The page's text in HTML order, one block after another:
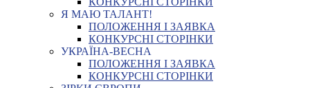
Я МАЮ ТАЛАНТ!
ПОЛОЖЕННЯ І ЗАЯВКА
КОНКУРСНІ СТОРІНКИ
УКРАЇНА-ВЕСНА
ПОЛОЖЕННЯ І ЗАЯВКА
КОНКУРСНІ СТОРІНКИ